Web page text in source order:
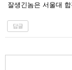
잘생긴놈은 서울대
답글